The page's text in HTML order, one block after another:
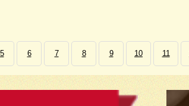
5 6 7 8 9 10 11